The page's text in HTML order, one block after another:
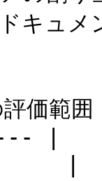
キュ
評価範
|
|